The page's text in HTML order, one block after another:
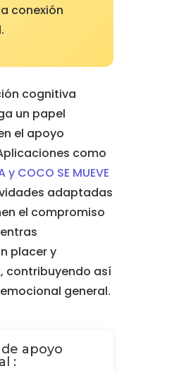
conexión
cognitiva
un papel
el apoyo
como
y COCO SE MUEVE
adaptadas
el compromiso
placer y
contribuyendo así
general.
apoyo
: